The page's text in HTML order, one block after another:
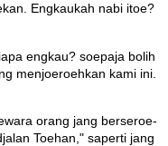
Engkaukah nabi itoe?
engkau? soepaja bolih
menjoeroehkan kami ini.
orang jang berseroe-
Toehan," saperti jang